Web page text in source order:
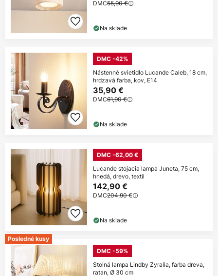
DMC55,90 €
Na sklade
DMC -42%
Nástenné svietidlo Lucande Caleb, 18 cm,
hrdzavá farba, kov, E14
35,90 €
DMC61,90 €
Na sklade
DMC -62,00 €
Lucande stojacia lampa Juneta, 75 cm,
hnedá, drevo, textil
142,90 €
DMC204,90 €
Na sklade
Posledné kusy
DMC -59%
Stolná lampa Lindby Zyralia, farba dreva,
ratan, Ø 30 cm